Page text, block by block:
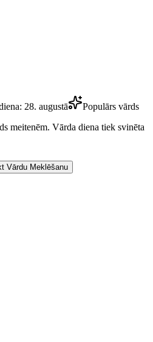
28. augustā
Populārs vārds
meitenēm. Vārda diena tiek svinēta
Vārdu Meklēšanu